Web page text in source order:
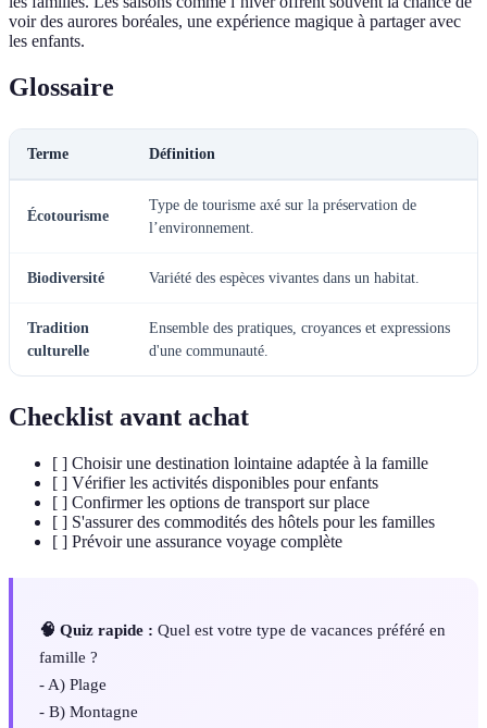
voir des aurores boréales, une expérience magique à partager avec
les enfants.
Glossaire
Terme Définition
Écotourisme
Type de tourisme axé sur la préservation de
l’environnement.
Biodiversité Variété des espèces vivantes dans un habitat.
Tradition
culturelle
Ensemble des pratiques, croyances et expressions
d'une communauté.
Checklist avant achat
[ ] Choisir une destination lointaine adaptée à la famille
[ ] Vérifier les activités disponibles pour enfants
[ ] Confirmer les options de transport sur place
[ ] S'assurer des commodités des hôtels pour les familles
[ ] Prévoir une assurance voyage complète
🧠 Quiz rapide : Quel est votre type de vacances préféré en
famille ?
- A) Plage
- B) Montagne